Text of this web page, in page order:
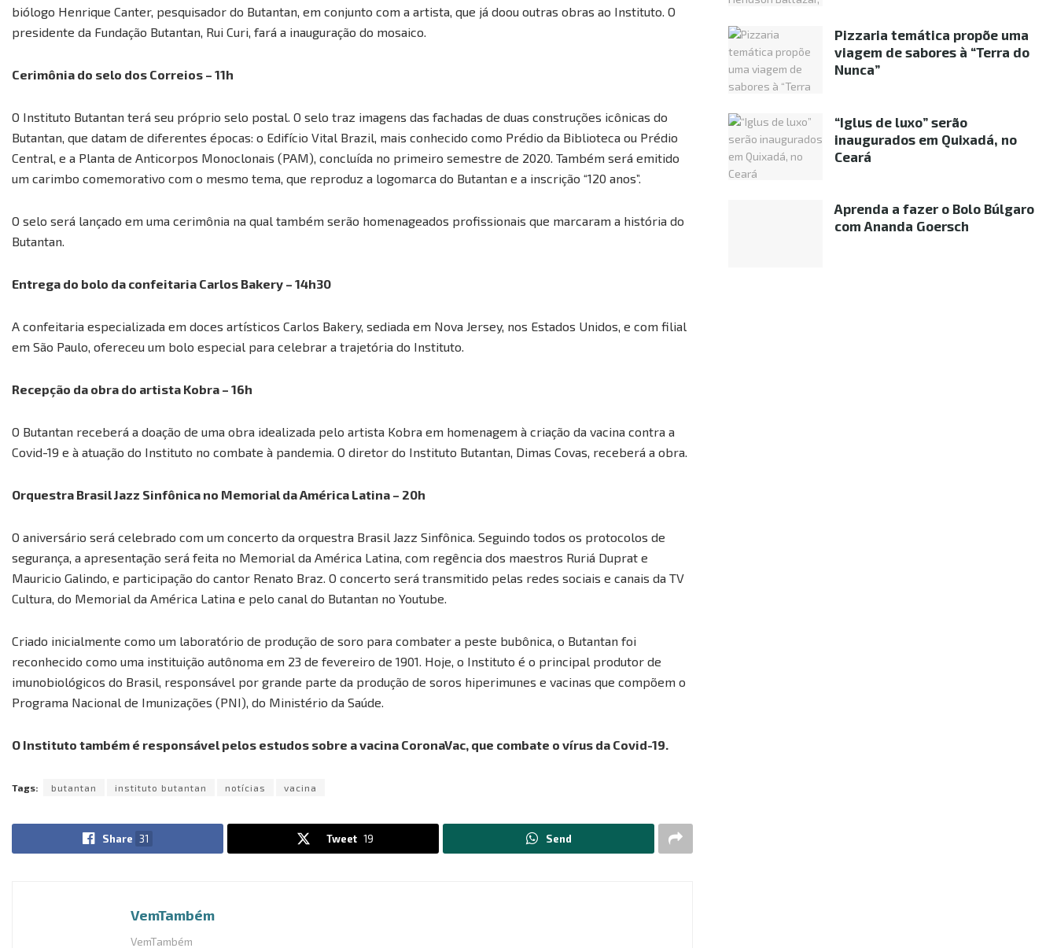
biólogo Henrique Canter, pesquisador do Butantan, em conjunto com a artista, que já doou outras obras ao Instituto. O
presidente da Fundação Butantan, Rui Curi, fará a inauguração do mosaico.
Cerimônia do selo dos Correios – 11h
O Instituto Butantan terá seu próprio selo postal. O selo traz imagens das fachadas de duas construções icônicas do
Butantan, que datam de diferentes épocas: o Edifício Vital Brazil, mais conhecido como Prédio da Biblioteca ou Prédio
Central, e a Planta de Anticorpos Monoclonais (PAM), concluída no primeiro semestre de 2020. Também será emitido
um carimbo comemorativo com o mesmo tema, que reproduz a logomarca do Butantan e a inscrição “120 anos”.
O selo será lançado em uma cerimônia na qual também serão homenageados profissionais que marcaram a história do
Butantan.
Entrega do bolo da confeitaria Carlos Bakery – 14h30
A confeitaria especializada em doces artísticos Carlos Bakery, sediada em Nova Jersey, nos Estados Unidos, e com filial
em São Paulo, ofereceu um bolo especial para celebrar a trajetória do Instituto.
Recepção da obra do artista Kobra – 16h
O Butantan receberá a doação de uma obra idealizada pelo artista Kobra em homenagem à criação da vacina contra a
Covid-19 e à atuação do Instituto no combate à pandemia. O diretor do Instituto Butantan, Dimas Covas, receberá a obra.
Orquestra Brasil Jazz Sinfônica no Memorial da América Latina – 20h
O aniversário será celebrado com um concerto da orquestra Brasil Jazz Sinfônica. Seguindo todos os protocolos de
segurança, a apresentação será feita no Memorial da América Latina, com regência dos maestros Ruriá Duprat e
Mauricio Galindo, e participação do cantor Renato Braz. O concerto será transmitido pelas redes sociais e canais da TV
Cultura, do Memorial da América Latina e pelo canal do Butantan no Youtube.
Criado inicialmente como um laboratório de produção de soro para combater a peste bubônica, o Butantan foi
reconhecido como uma instituição autônoma em 23 de fevereiro de 1901. Hoje, o Instituto é o principal produtor de
imunobiológicos do Brasil, responsável por grande parte da produção de soros hiperimunes e vacinas que compõem o
Programa Nacional de Imunizações (PNI), do Ministério da Saúde.
O Instituto também é responsável pelos estudos sobre a vacina CoronaVac, que combate o vírus da Covid-19.
Tags: butantan instituto butantan notícias vacina
Share 31 Tweet 19 Send
VemTambém
VemTambém
Pizzaria temática propõe uma
viagem de sabores à “Terra do
Nunca”
“Iglus de luxo” serão
inaugurados em Quixadá, no
Ceará
Aprenda a fazer o Bolo Búlgaro
com Ananda Goersch